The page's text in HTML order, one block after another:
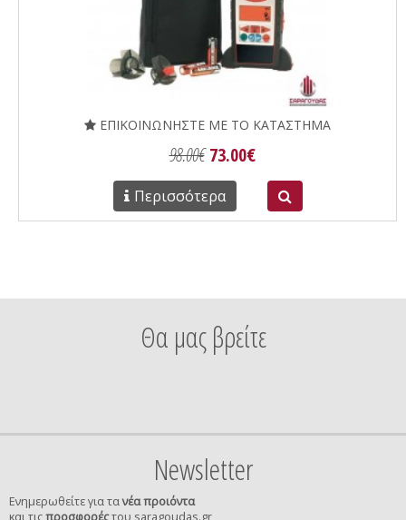
ΕΠΙΚΟΙΝΩΝΗΣΤΕ ΜΕ ΤΟ ΚΑΤΑΣΤΗΜΑ
98.00€73.00€
Περισσότερα
Θα μας βρείτε
Newsletter
Ενημερωθείτε για τανέα προιόντα